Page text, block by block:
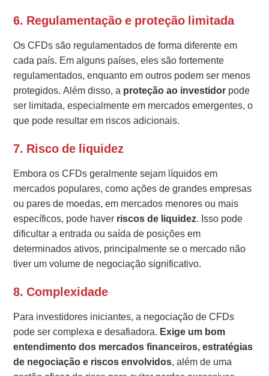
6. Regulamentação e proteção limitada
Os CFDs são regulamentados de forma diferente em
cada país. Em alguns países, eles são fortemente
regulamentados, enquanto em outros podem ser menos
protegidos. Além disso, a proteção ao investidor pode
ser limitada, especialmente em mercados emergentes, o
que pode resultar em riscos adicionais.
7. Risco de liquidez
Embora os CFDs geralmente sejam líquidos em
mercados populares, como ações de grandes empresas
ou pares de moedas, em mercados menores ou mais
específicos, pode haver riscos de liquidez. Isso pode
dificultar a entrada ou saída de posições em
determinados ativos, principalmente se o mercado não
tiver um volume de negociação significativo.
8. Complexidade
Para investidores iniciantes, a negociação de CFDs
pode ser complexa e desafiadora. Exige um bom
entendimento dos mercados financeiros, estratégias
de negociação e riscos envolvidos, além de uma